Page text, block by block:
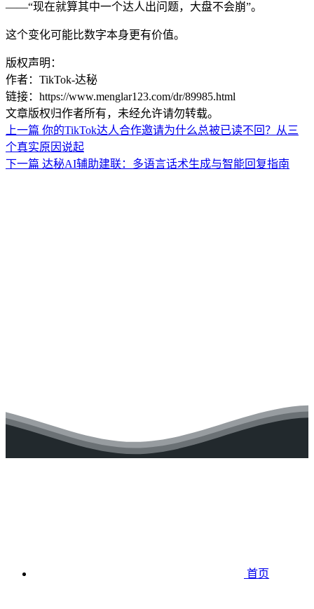
——“现在就算其中一个达人出问题，大盘不会崩”。
这个变化可能比数字本身更有价值。
版权声明：
作者：TikTok-达秘
链接：https://www.menglar123.com/dr/89985.html
文章版权归作者所有，未经允许请勿转载。
上一篇 你的TikTok达人合作邀请为什么总被已读不回？从三
个真实原因说起
下一篇 达秘AI辅助建联：多语言话术生成与智能回复指南
首页